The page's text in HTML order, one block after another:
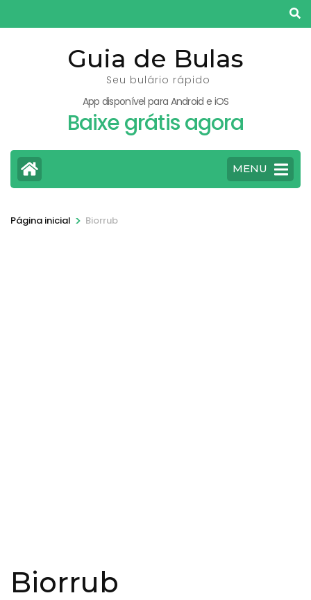
para
Guia de Bulas
Seu bulário rápido
App disponível para Android e iOS
Baixe grátis agora
MENU
Página inicial > Biorrub
Biorrub